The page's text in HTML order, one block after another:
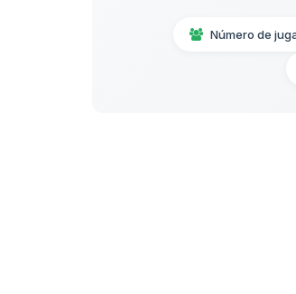
Número de